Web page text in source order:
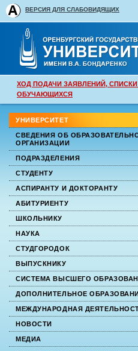
ВЕРСИЯ ДЛЯ СЛАБОВИДЯЩИХ
ХОД ПОДАЧИ ЗАЯВЛЕНИЙ,
ОБУЧАЮЩИХСЯ
УНИВЕРСИТЕТ
СВЕДЕНИЯ ОБ
ОРГАНИЗАЦИИ
ПОДРАЗДЕЛЕНИЯ
СТУДЕНТУ
АСПИРАНТУ И ДОКТОРАНТУ
АБИТУРИЕНТУ
ШКОЛЬНИКУ
НАУКА
СТУДГОРОДОК
ВЫПУСКНИКУ
СИСТЕМА ВЫСШЕГО
ДОПОЛНИТЕЛЬНОЕ
МЕЖДУНАРОДНАЯ
НОВОСТИ
МЕДИА